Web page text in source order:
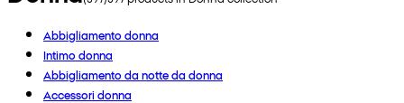
Abbigliamento donna
Intimo donna
Abbigliamento da notte da donna
Accessori donna